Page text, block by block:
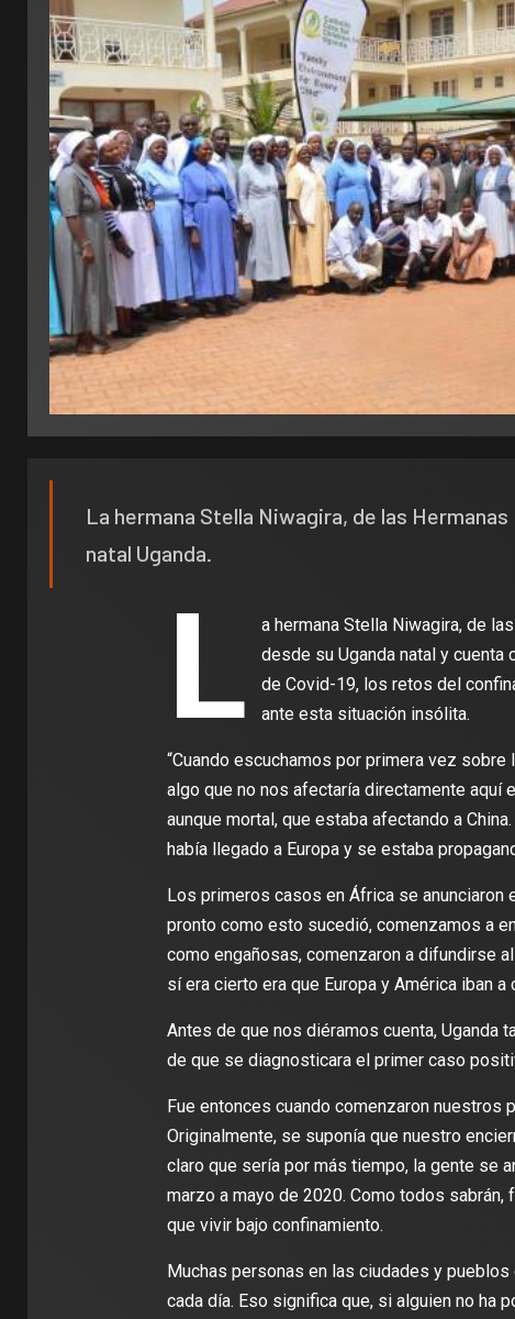
La hermana Stella Niwagira, de las
natal Uganda.
L
a hermana Stella Niwagira, de
desde su Uganda natal y
de Covid-19, los retos del
ante esta situación insólita.
“Cuando escuchamos por primera vez
algo que no nos afectaría directamente aquí
aunque mortal, que estaba afectando a
había llegado a Europa y se estaba
Los primeros casos en África se anunciaron
pronto como esto sucedió, comenzamos a
como engañosas, comenzaron a difundirse
sí era cierto era que Europa y América iban a
Antes de que nos diéramos cuenta, Uganda
de que se diagnosticara el primer caso
Fue entonces cuando comenzaron
Originalmente, se suponía que nuestro
claro que sería por más tiempo, la gente se
marzo a mayo de 2020. Como todos
que vivir bajo confinamiento.
Muchas personas en las ciudades y
cada día. Eso significa que, si alguien no ha